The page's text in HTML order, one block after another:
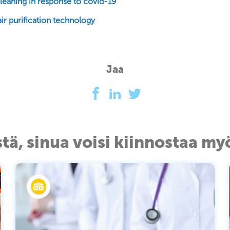
purification technology
Jaa
sinua voisi kiinnostaa